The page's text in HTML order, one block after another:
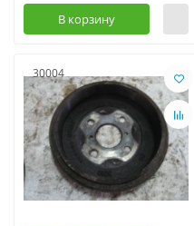
В корзину
30004